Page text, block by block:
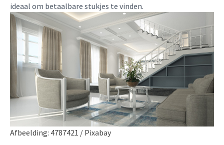
ideaal om betaalbare stukjes te vinden.
Afbeelding: 4787421 / Pixabay